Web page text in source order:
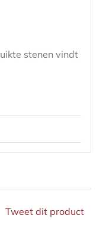
stenen vindt
Tweet dit product